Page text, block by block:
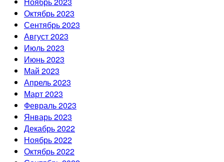
Октябрь 2023
Сентябрь 2023
Август 2023
Июль 2023
Июнь 2023
Май 2023
Апрель 2023
Март 2023
Февраль 2023
Январь 2023
Декабрь 2022
Ноябрь 2022
Октябрь 2022